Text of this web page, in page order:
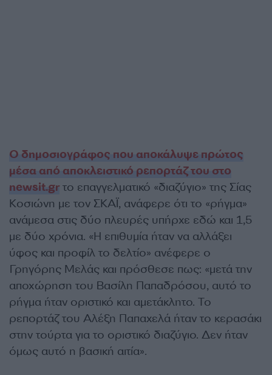
Ο δημοσιογράφος που αποκάλυψε πρώτος
μέσα από αποκλειστικό ρεπορτάζ του στο
newsit.gr το επαγγελματικό «διαζύγιο» της Σίας
Κοσιώνη με τον ΣΚΑΪ, ανάφερε ότι το «ρήγμα»
ανάμεσα στις δύο πλευρές υπήρχε εδώ και 1,5
με δύο χρόνια. «Η επιθυμία ήταν να αλλάξει
ύφος και προφίλ το δελτίο» ανέφερε ο
Γρηγόρης Μελάς και πρόσθεσε πως: «μετά την
αποχώρηση του Βασίλη Παπαδρόσου, αυτό το
ρήγμα ήταν οριστικό και αμετάκλητο. Το
ρεπορτάζ του Αλέξη Παπαχελά ήταν το κερασάκι
στην τούρτα για το οριστικό διαζύγιο. Δεν ήταν
όμως αυτό η βασική αιτία».